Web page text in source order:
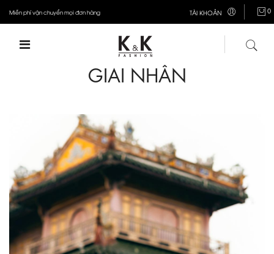
Miễn phí vận chuyển mọi đơn hàng TÀI KHOẢN 0
GIAI NHÂN